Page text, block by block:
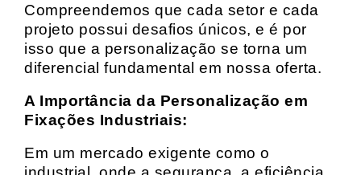
Compreendemos que cada setor e cada
projeto possui desafios únicos, e é por
isso que a personalização se torna um
diferencial fundamental em nossa oferta.
A Importância da Personalização em
Fixações Industriais:
Em um mercado exigente como o